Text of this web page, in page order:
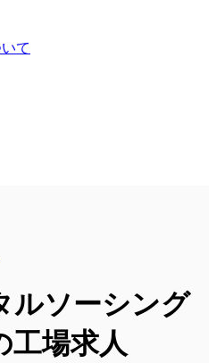
て
ルソーシング
工場求人